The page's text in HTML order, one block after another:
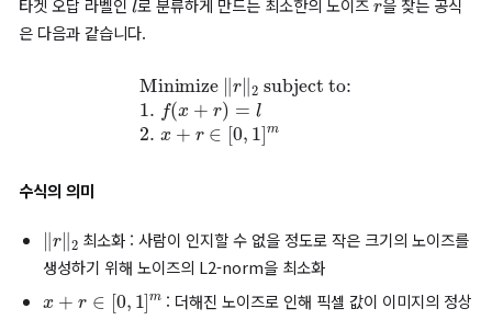
이는 픽셀 상으로 아주 멀리 떨어진 데이터입니다. 하지만 딥러닝
동일하게 자동차라는 예측을 할 수 있게 됩니다.
또한 비국소적 일반화 능력이 있기 때문에 모델은 입력 이미지에
있는 국소적 일반화 능력(local generalization)도 가지고 있을
라고 생각되었습니다. 하지만 원본 이미지에 특정한 최적화 알고
통해 생성된 작은 섭동을 더한 적대적 예제를 만들었을 때, 모델은
하게 오분류한다는 사실을 실험으로 증명했습니다.